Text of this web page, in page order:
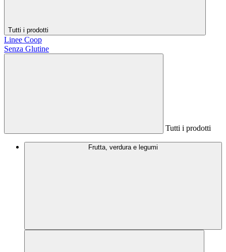
Tutti i prodotti
Linee Coop
Senza Glutine
Tutti i prodotti
Frutta, verdura e legumi